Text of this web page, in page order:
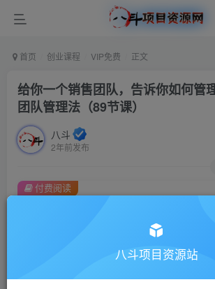
首页 创业课程 VIP免费 正文
给你一个销售团队，告诉你如何管
团队管理法（89节课）
八斗
2年前发布
此内容为付费阅读，请付费后查看
金币9.9金币99
会员免费
付费阅读
八斗项目资源站